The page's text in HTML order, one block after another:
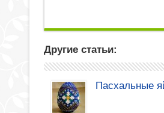
Другие статьи:
Пасхальные